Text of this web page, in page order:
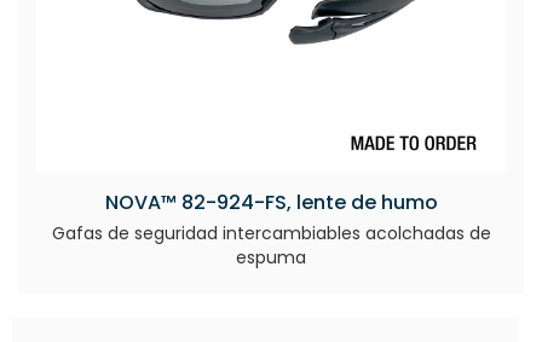
NOVA™ 82-924-FS, lente de humo
Gafas de seguridad intercambiables acolchadas de
espuma